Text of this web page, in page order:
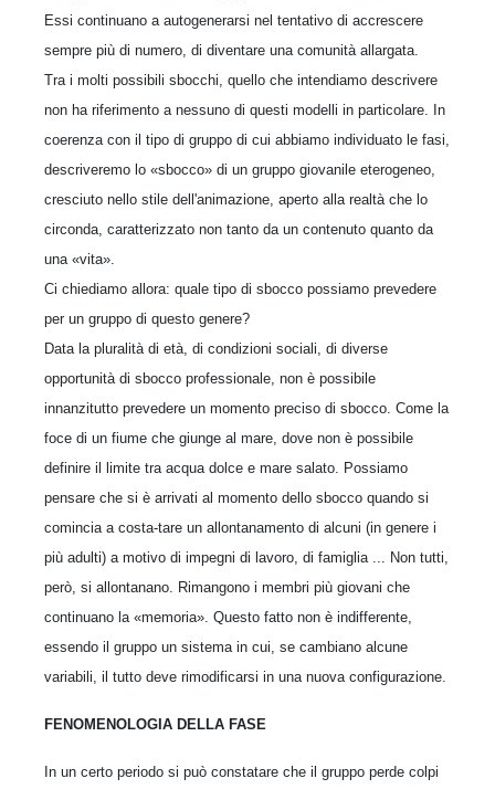
Essi continuano a autogenerarsi nel tentativo di accrescere
sempre più di numero, di diventare una comunità allargata.
Tra i molti possibili sbocchi, quello che intendiamo descrivere
non ha riferimento a nessuno di questi modelli in particolare. In
coerenza con il tipo di gruppo di cui abbiamo individuato le fasi,
descriveremo lo «sbocco» di un gruppo giovanile eterogeneo,
cresciuto nello stile dell'animazione, aperto alla realtà che lo
circonda, caratterizzato non tanto da un contenuto quanto da
una «vita».
Ci chiediamo allora: quale tipo di sbocco possiamo prevedere
per un gruppo di questo genere?
Data la pluralità di età, di condizioni sociali, di diverse
opportunità di sbocco professionale, non è possibile
innanzitutto prevedere un momento preciso di sbocco. Come la
foce di un fiume che giunge al mare, dove non è possibile
definire il limite tra acqua dolce e mare salato. Possiamo
pensare che si è arrivati al momento dello sbocco quando si
comincia a costa-tare un allontanamento di alcuni (in genere i
più adulti) a motivo di impegni di lavoro, di famiglia ... Non tutti,
però, si allontanano. Rimangono i membri più giovani che
continuano la «memoria». Questo fatto non è indifferente,
essendo il gruppo un sistema in cui, se cambiano alcune
variabili, il tutto deve rimodificarsi in una nuova configurazione.
FENOMENOLOGIA DELLA FASE
In un certo periodo si può constatare che il gruppo perde colpi